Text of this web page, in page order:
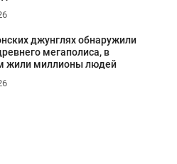
джунглях обнаружили
мегаполиса, в
жили миллионы людей